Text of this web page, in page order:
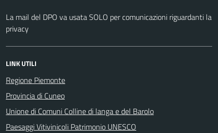
La mail del DPO va usata SOLO per comunicazioni riguardanti la
privacy
LINK UTILI
Regione Piemonte
Provincia di Cuneo
Unione di Comuni Colline di langa e del Barolo
Paesaggi Vitivinicoli Patrimonio UNESCO